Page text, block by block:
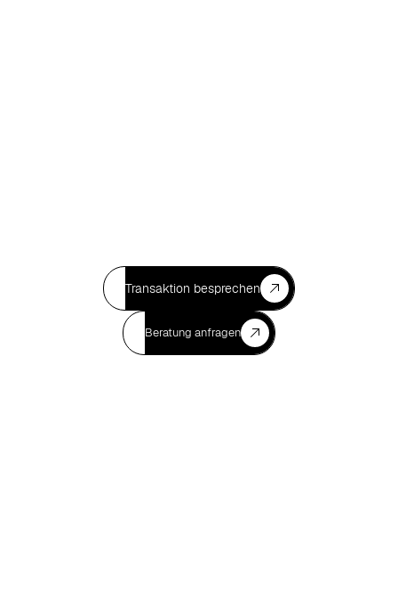
Transaktion besprechen
Beratung anfragen